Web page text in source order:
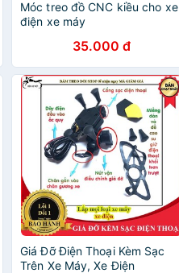
Móc treo đồ CNC kiều cho xe
điện xe máy
35.000 đ
Giá Đỡ Điện Thoại Kèm Sạc
Trên Xe Máy, Xe Điện